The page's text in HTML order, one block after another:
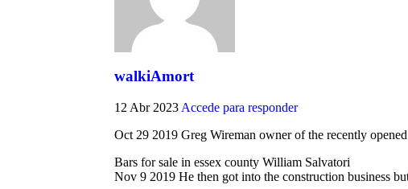
walkiAmort
12 Abr 2023 Accede para responder
Oct 29 2019 Greg Wireman owner of the recently
Bars for sale in essex county William Salvatori
Nov 9 2019 He then got into the construction business